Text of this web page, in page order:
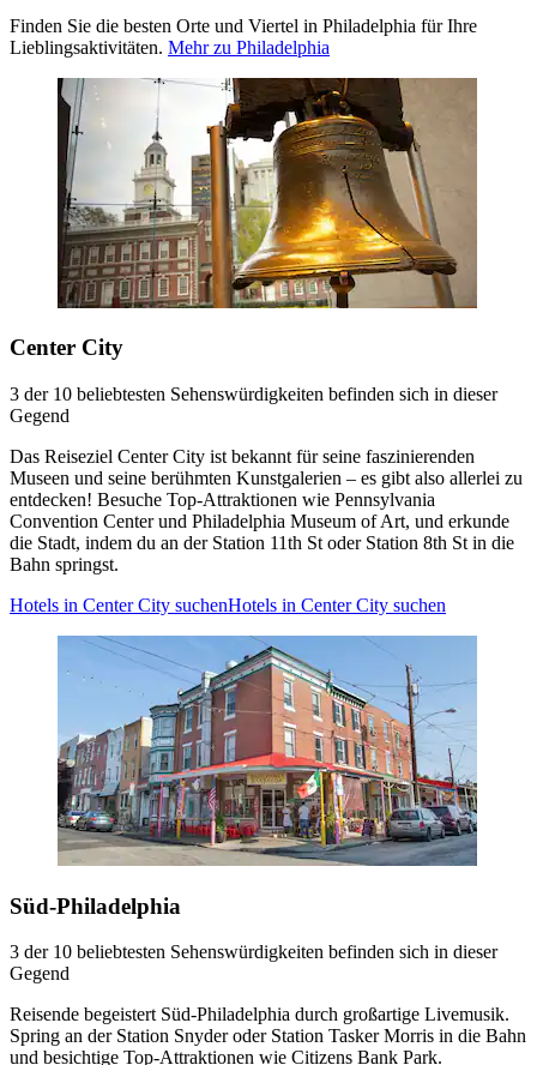
Finden Sie die besten Orte und Viertel in Philadelphia für Ihre
Lieblingsaktivitäten. Mehr zu Philadelphia
Center City
3 der 10 beliebtesten Sehenswürdigkeiten befinden sich in dieser
Gegend
Das Reiseziel Center City ist bekannt für seine faszinierenden
Museen und seine berühmten Kunstgalerien – es gibt also allerlei zu
entdecken! Besuche Top-Attraktionen wie Pennsylvania
Convention Center und Philadelphia Museum of Art, und erkunde
die Stadt, indem du an der Station 11th St oder Station 8th St in die
Bahn springst.
Hotels in Center City suchenHotels in Center City suchen
Süd-Philadelphia
3 der 10 beliebtesten Sehenswürdigkeiten befinden sich in dieser
Gegend
Reisende begeistert Süd-Philadelphia durch großartige Livemusik.
Spring an der Station Snyder oder Station Tasker Morris in die Bahn
und besichtige Top-Attraktionen wie Citizens Bank Park.